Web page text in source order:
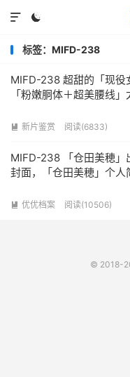


标签：MIFD-238
MIFD-238 超甜的「现役
「粉嫩胴体＋超美腰线」
 新片鉴赏 阅读(6833)
MIFD-238 「仓田美穂」
封面，「仓田美穂」个人
 优优档案 阅读(10506)
© 2018-